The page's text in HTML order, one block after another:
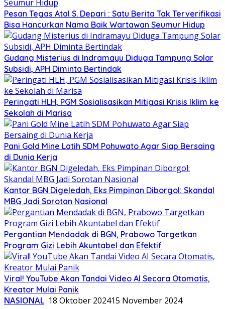
Pesan Tegas Atal S. Depari : Satu Berita Tak Terverifikasi
Bisa Hancurkan Nama Baik Wartawan Seumur Hidup
Gudang Misterius di Indramayu Diduga Tampung Solar
Subsidi, APH Diminta Bertindak
Peringati HLH, PGM Sosialisasikan Mitigasi Krisis Iklim ke
Sekolah di Marisa
Pani Gold Mine Latih SDM Pohuwato Agar Siap Bersaing
di Dunia Kerja
Kantor BGN Digeledah, Eks Pimpinan Diborgol: Skandal
MBG Jadi Sorotan Nasional
Pergantian Mendadak di BGN, Prabowo Targetkan
Program Gizi Lebih Akuntabel dan Efektif
Viral! YouTube Akan Tandai Video AI Secara Otomatis,
Kreator Mulai Panik
NASIONAL 18 Oktober 202415 November 2024